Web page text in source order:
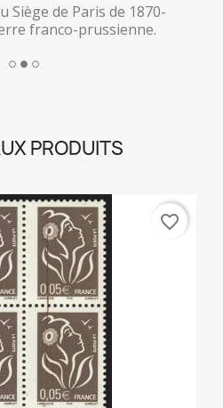
Siège de Paris de 1870-
franco-prussienne.
PRODUITS
favorite_border